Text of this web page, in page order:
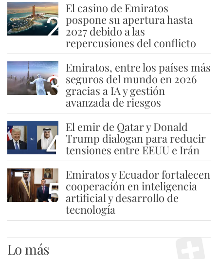
2
El casino de Emiratos
pospone su apertura hasta
2027 debido a las
repercusiones del conflicto
3
Emiratos, entre los países más
seguros del mundo en 2026
gracias a IA y gestión
avanzada de riesgos
4
El emir de Qatar y Donald
Trump dialogan para reducir
tensiones entre EEUU e Irán
5
Emiratos y Ecuador fortalecen
cooperación en inteligencia
artificial y desarrollo de
tecnología
Lo más